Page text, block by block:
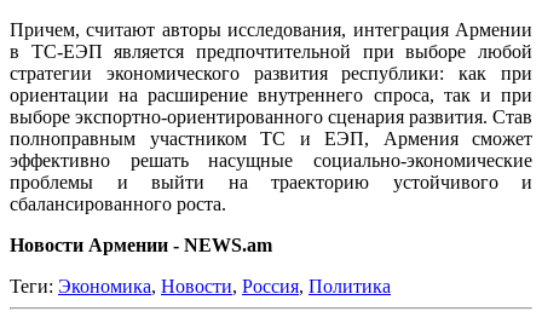
Причем, считают авторы исследования, интеграция Армении
в ТС-ЕЭП является предпочтительной при выборе любой
стратегии экономического развития республики: как при
ориентации на расширение внутреннего спроса, так и при
выборе экспортно-ориентированного сценария развития. Став
полноправным участником ТС и ЕЭП, Армения сможет
эффективно решать насущные социально-экономические
проблемы и выйти на траекторию устойчивого и
сбалансированного роста.
Новости Армении - NEWS.am
Теги: Экономика, Новости, Россия, Политика